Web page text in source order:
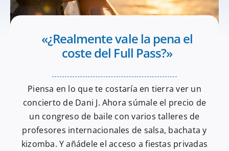
«¿Realmente vale la pena el
coste del Full Pass?»
Piensa en lo que te costaría en tierra ver un
concierto de Dani J. Ahora súmale el precio de
un congreso de baile con varios talleres de
profesores internacionales de salsa, bachata y
kizomba. Y añádele el acceso a fiestas privadas